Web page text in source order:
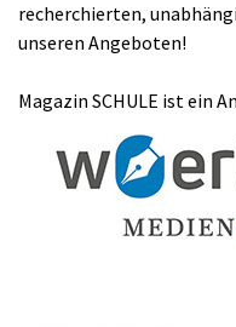
recherchierten,
unseren Angeboten!
Magazin SCHULE ist ein